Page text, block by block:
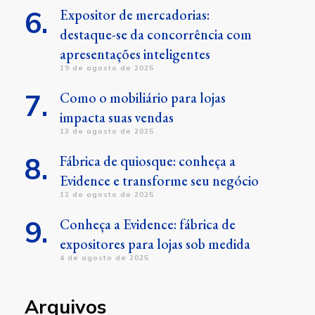
Expositor de mercadorias:
destaque-se da concorrência com
apresentações inteligentes
19 de agosto de 2025
Como o mobiliário para lojas
impacta suas vendas
13 de agosto de 2025
Fábrica de quiosque: conheça a
Evidence e transforme seu negócio
12 de agosto de 2025
Conheça a Evidence: fábrica de
expositores para lojas sob medida
4 de agosto de 2025
Arquivos